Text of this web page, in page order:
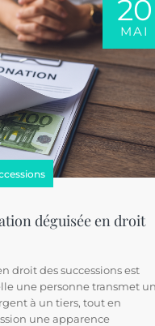
20
MAI
déguisée en droit
droit des successions est
une personne transmet un
à un tiers, tout en
une apparence